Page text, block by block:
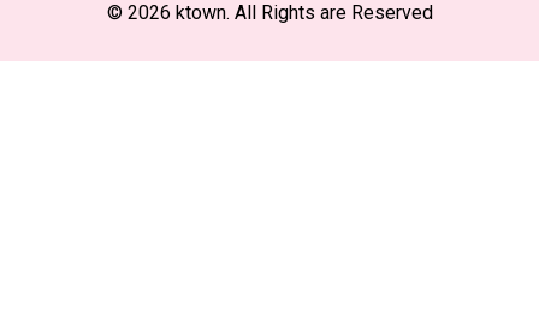
© 2026 ktown. All Rights are Reserved